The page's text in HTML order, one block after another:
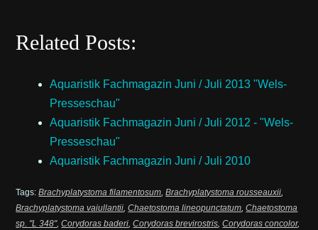
Related Posts:
Aquaristik Fachmagazin Juni / Juli 2013 "Wels-
Presseschau"
Aquaristik Fachmagazin Juni / Juli 2012 - "Wels-
Presseschau"
Aquaristik Fachmagazin Juni / Juli 2010
Tags:Brachyplatystoma filamentosum,Brachyplatystoma rousseauxii,
Brachyplatystoma vaiullantii,Chaetostoma lineopunctatum,Chaetostoma
sp. "L 348",Corydoras baderi,Corydoras brevirostris,Corydoras concolor,